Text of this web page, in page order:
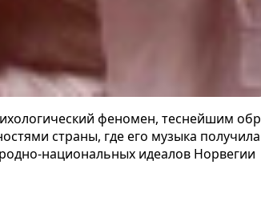
феномен, теснейшим
страны, где его музыка
национальных идеалов Норвегии